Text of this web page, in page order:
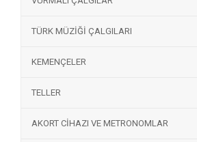
TÜRK MÜZİĞİ ÇALGILARI
KEMENÇELER
TELLER
AKORT CİHAZI VE METRONOMLAR